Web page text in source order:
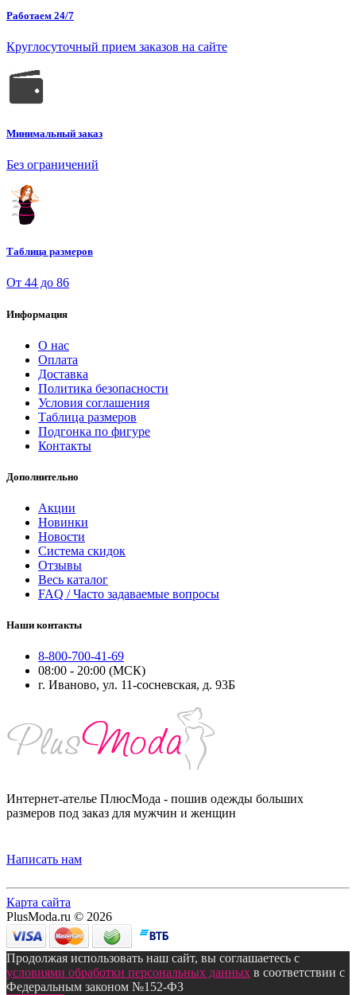
Работаем 24/7
Круглосуточный прием заказов на сайте
Минимальный заказ
Без ограничений
Таблица размеров
От 44 до 86
Информация
О нас
Оплата
Доставка
Политика безопасности
Условия соглашения
Таблица размеров
Подгонка по фигуре
Контакты
Дополнительно
Акции
Новинки
Новости
Система скидок
Отзывы
Весь каталог
FAQ / Часто задаваемые вопросы
Наши контакты
8-800-700-41-69
08:00 - 20:00 (МСК)
г. Иваново, ул. 11-сосневская, д. 93Б
Интернет-ателье ПлюсМода - пошив одежды больших
размеров под заказ для мужчин и женщин
Написать нам
Карта сайта
PlusModa.ru © 2026
Продолжая использовать наш сайт, вы соглашаетесь с
условиями обработки персональных данных в соответствии с
Федеральным законом №152-ФЗ